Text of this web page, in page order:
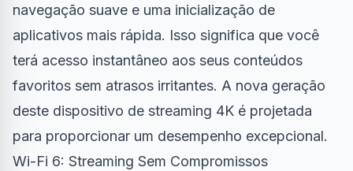
navegação suave e uma inicialização de
aplicativos mais rápida. Isso significa que você
terá acesso instantâneo aos seus conteúdos
favoritos sem atrasos irritantes. A nova geração
deste dispositivo de streaming 4K é projetada
para proporcionar um desempenho excepcional.
Wi-Fi 6: Streaming Sem Compromissos